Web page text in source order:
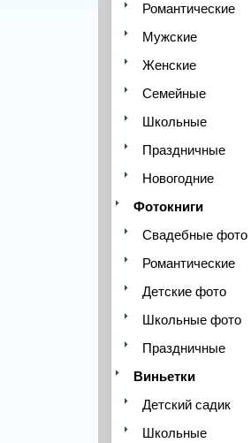
Романтические
Мужские
Женские
Семейные
Школьные
Праздничные
Новогодние
Фотокниги
Свадебные фото
Романтические
Детские фото
Школьные фото
Праздничные
Виньетки
Детский садик
Школьные